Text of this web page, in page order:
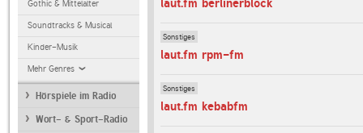
Gothic & Mittelalter
Soundtracks & Musical
Kinder-Musik
Mehr Genres
Hörspiele im Radio
Wort- & Sport-Radio
laut.fm berlinerblock
Sonstiges
laut.fm rpm-fm
Sonstiges
laut.fm kebabfm